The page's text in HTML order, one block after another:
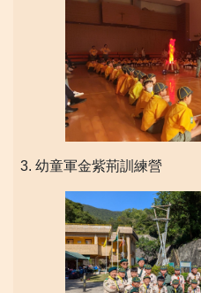
3. 幼童軍金紫荊訓練營